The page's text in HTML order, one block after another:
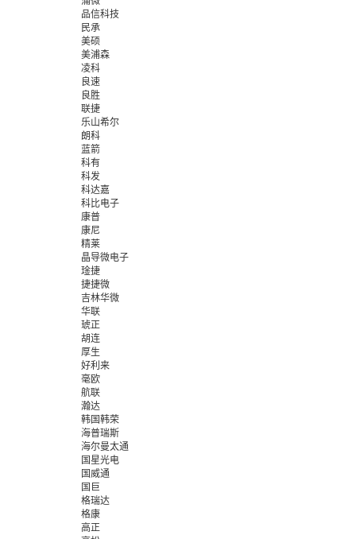
品信科技
民承
美硕
美浦森
凌科
良速
良胜
联捷
乐山希尔
朗科
蓝箭
科有
科发
科达嘉
科比电子
康普
康尼
精莱
晶导微电子
琻捷
捷捷微
吉林华微
华联
琥正
胡连
厚生
好利来
毫欧
航联
瀚达
韩国韩荣
海普瑞斯
海尔曼太通
国星光电
国威通
国巨
格瑞达
格康
高正